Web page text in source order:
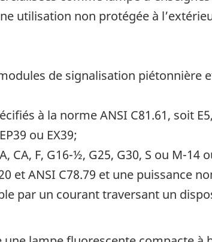
utilisation non protégée à
de signalisation piétonnière
à la norme ANSI C81.61, soit
ou EX39;
CA, F, G16-½, G25, G30, S ou M-14
et ANSI C78.79 et une puissance
par un courant traversant un